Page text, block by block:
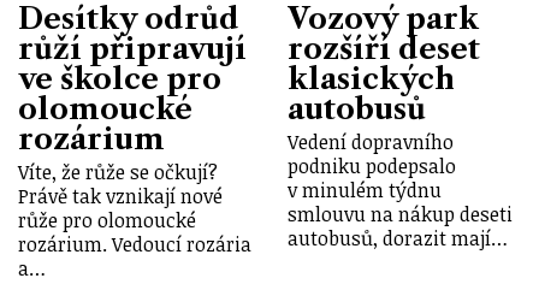
Desítky odrůd
růží připravují
ve školce pro
olomoucké
rozárium
Víte, že růže se očkují?
Právě tak vznikají nové
růže pro olomoucké
rozárium. Vedoucí rozária
a…
Vozový park
rozšíří deset
klasických
autobusů
Vedení dopravního
podniku podepsalo
v minulém týdnu
smlouvu na nákup deseti
autobusů, dorazit mají…